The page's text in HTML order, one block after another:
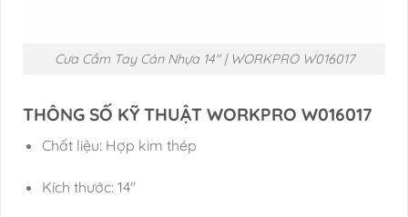
Cưa Cầm Tay Cán Nhựa 14″ | WORKPRO W016017
THÔNG SỐ KỸ THUẬT WORKPRO W016017
Chất liệu: Hợp kim thép
Kích thước: 14″